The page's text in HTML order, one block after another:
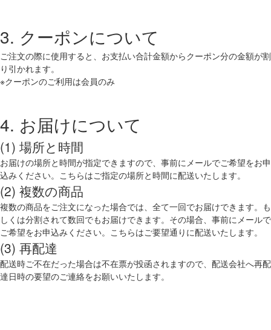
3. クーポンについて
ご注文の際に使用すると、お支払い合計金額からクーポン分の金額が割
り引かれます。
※クーポンのご利用は会員のみ
4. お届けについて
(1) 場所と時間
お届けの場所と時間が指定できますので、事前にメールでご希望をお申
込みください。こちらはご指定の場所と時間に配送いたします。
(2) 複数の商品
複数の商品をご注文になった場合では、全て一回でお届けできます。も
しくは分割されて数回でもお届けできます。その場合、事前にメールで
ご希望をお申込みください。こちらはご要望通りに配送いたします。
(3) 再配達
配送時ご不在だった場合は不在票が投函されますので、配送会社へ再配
達日時の要望のご連絡をお願いいたします。